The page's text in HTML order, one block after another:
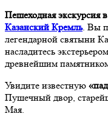
Пешеходная экскурсия в
Казанский Кремль. Вы
легендарной святыни
насладитесь экстерьером
древнейшим
Увидите известную
Пушечный двор,
Мая.